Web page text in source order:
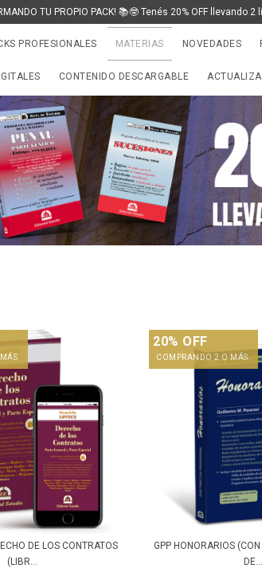
TU PROPIO PACK! 📚🤓 Tenés 20% OFF llevando
PROFESIONALES MATERIAS NOVEDADES
CONTENIDO DESCARGABLE
DE LOS CONTRATOS
(LIBR...
20% OFF
COMPRANDO 2 O MÁS.
GPP HONORARIOS
DE...